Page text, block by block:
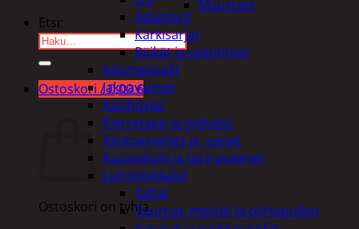
Mausteet
Etsi:
Ostoskori /0,00€
Ostoskori on tyhjä.
Adapterit
Kärkisarjat
Räikät ja vääntimet
Iskumeisselit
Jakoavaimet
Käsihöylät
Kierretapit ja työkalut
Kiintoavaimet ja -sarjat
Kuusiokolo ja torx-avaimet
Lyöntityökalut
Taltat
Tuurnat, meistit ja piirtopuikot